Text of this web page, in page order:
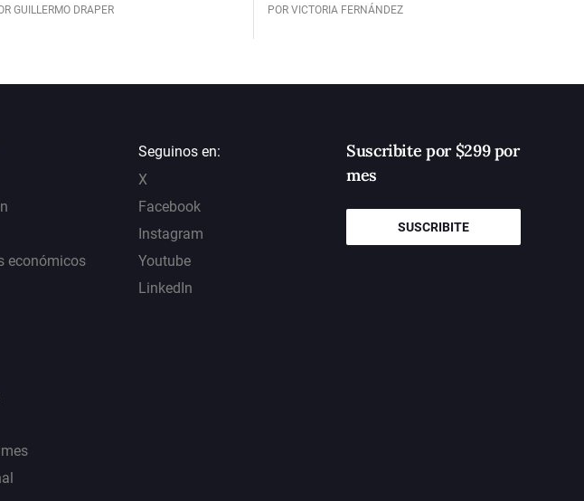
GUILLERMO DRAPER POR VICTORIA FERNÁNDEZ
económicos
Seguinos en:
X
Facebook
Instagram
Youtube
LinkedIn
Suscribite por $299 por
mes
SUSCRIBITE